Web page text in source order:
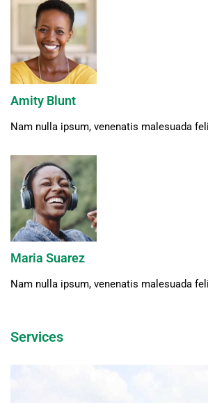
Amity Blunt
Nam nulla ipsum, venenatis malesuada
Maria Suarez
Nam nulla ipsum, venenatis malesuada
Services